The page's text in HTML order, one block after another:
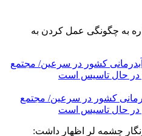
به چگونگی عمل کردن به
کشور در سرعین/ مجتمع
در حال تاسیس است
چشمه لر اظهار داشت: